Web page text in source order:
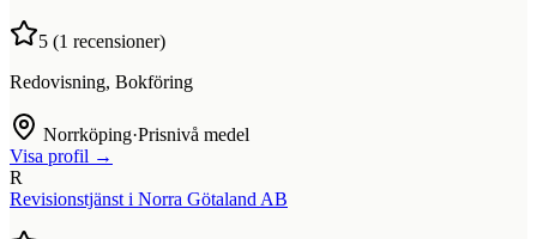
5 (1 recensioner)
Redovisning, Bokföring
Norrköping·Prisnivå medel
Visa profil →
R
Revisionstjänst i Norra Götaland AB